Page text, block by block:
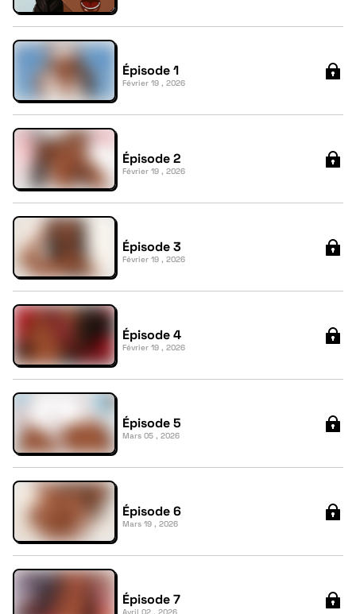
Épisode 1
Février 19 , 2026
Épisode 2
Février 19 , 2026
Épisode 3
Février 19 , 2026
Épisode 4
Février 19 , 2026
Épisode 5
Mars 05 , 2026
Épisode 6
Mars 19 , 2026
Épisode 7